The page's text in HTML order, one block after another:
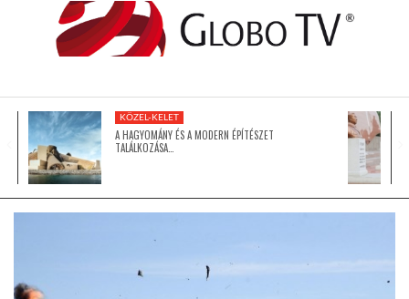
AFRIKA
ÁZSIA
KÖZEL-KELET
A HAGYOMÁNY ÉS A MODERN ÉPÍTÉSZET
TALÁLKOZÁSA…